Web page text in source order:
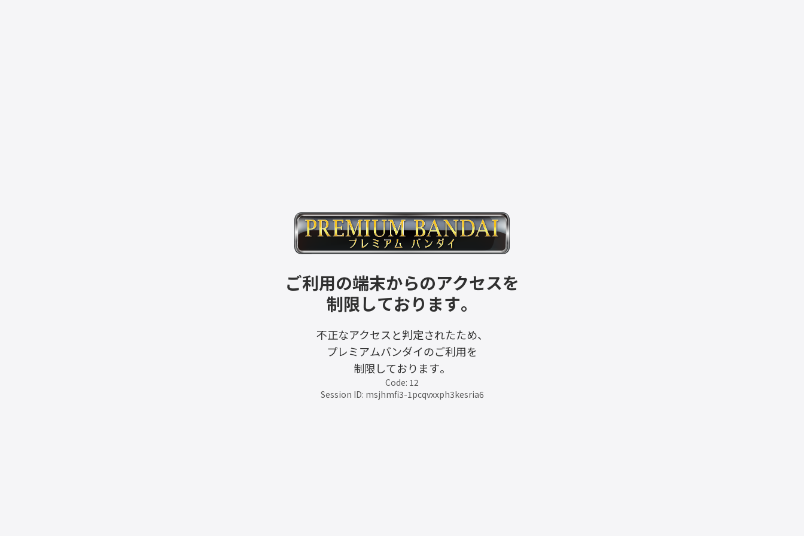
ご利用の端末からのアクセスを
制限しております。
不正なアクセスと判定されたため、
プレミアムバンダイのご利用を
制限しております。
Code: 12
Session ID: msjhmfi3-1pcqvxxph3kesria6